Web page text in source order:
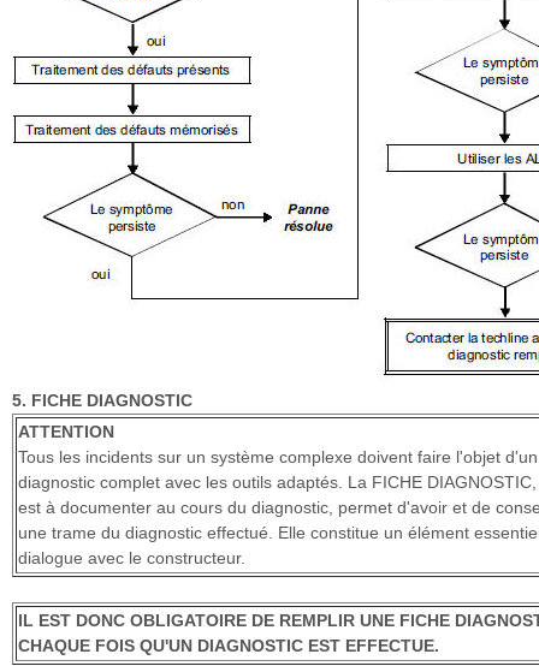
5. FICHE DIAGNOSTIC
ATTENTION
Tous les incidents sur un système complexe doivent faire l'objet d'un
diagnostic complet avec les outils adaptés. La FICHE
est à documenter au cours du diagnostic, permet d'avoir et de
une trame du diagnostic effectué. Elle constitue un élément
dialogue avec le constructeur.
IL EST DONC OBLIGATOIRE DE REMPLIR UNE FICHE
CHAQUE FOIS QU'UN DIAGNOSTIC EST EFFECTUE.